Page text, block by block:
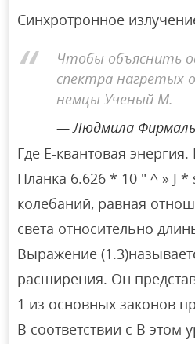
Синхротронное
Чтобы объяснить
спектра нагретых
немцы Ученый М.
Людмила Фирмаль
Где E-квантовая
Планка 6.626 * 10 ″ ^ » J *
колебаний, равная
света относительно
Выражение
расширения. Он
1 из основных законов
В соответствии с В этом